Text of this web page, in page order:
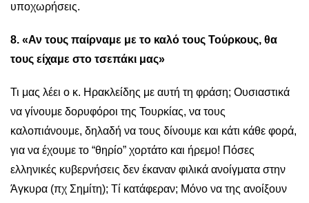
υποχωρήσεις.
8. «Αν τους παίρναμε με το καλό τους Τούρκους, θα
τους είχαμε στο τσεπάκι μας»
Τι μας λέει ο κ. Ηρακλείδης με αυτή τη φράση; Ουσιαστικά
να γίνουμε δορυφόροι της Τουρκίας, να τους
καλοπιάνουμε, δηλαδή να τους δίνουμε και κάτι κάθε φορά,
για να έχουμε το “θηρίο” χορτάτο και ήρεμο! Πόσες
ελληνικές κυβερνήσεις δεν έκαναν φιλικά ανοίγματα στην
Άγκυρα (πχ Σημίτη); Τί κατάφεραν; Μόνο να της ανοίξουν